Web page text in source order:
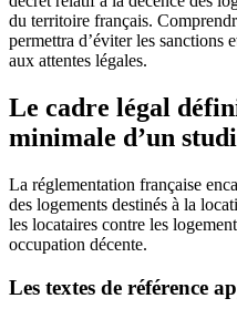
du territoire français.
permettra d’éviter les sanctions
aux attentes légales.
Le cadre légal
minimale d’un
La réglementation française
des logements destinés à la
les locataires contre les
occupation décente.
Les textes de référence